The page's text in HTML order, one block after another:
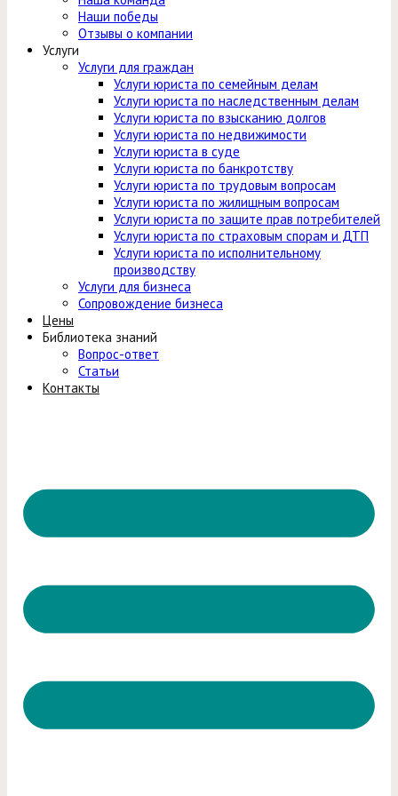
Наши победы
Отзывы о компании
Услуги
Услуги для граждан
Услуги юриста по семейным делам
Услуги юриста по наследственным делам
Услуги юриста по взысканию долгов
Услуги юриста по недвижимости
Услуги юриста в суде
Услуги юриста по банкротству
Услуги юриста по трудовым вопросам
Услуги юриста по жилищным вопросам
Услуги юриста по защите прав потребителей
Услуги юриста по страховым спорам и ДТП
Услуги юриста по исполнительному
производству
Услуги для бизнеса
Сопровождение бизнеса
Цены
Библиотека знаний
Вопрос-ответ
Статьи
Контакты